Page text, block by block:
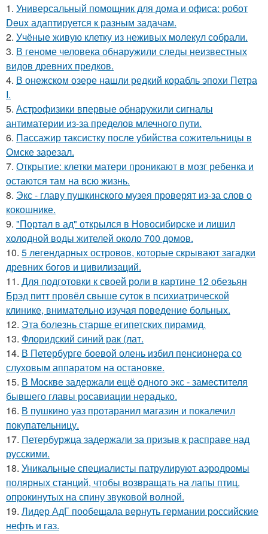
1. Универсальный помощник для дома и офиса: робот
Deux адаптируется к разным задачам.
2. Учёные живую клетку из неживых молекул собрали.
3. В геноме человека обнаружили следы неизвестных
видов древних предков.
4. В онежском озере нашли редкий корабль эпохи Петра
I.
5. Астрофизики впервые обнаружили сигналы
антиматерии из-за пределов млечного пути.
6. Пассажир таксистку после убийства сожительницы в
Омске зарезал.
7. Открытие: клетки матери проникают в мозг ребенка и
остаются там на всю жизнь.
8. Экс - главу пушкинского музея проверят из-за слов о
кокошнике.
9. "Портал в ад" открылся в Новосибирске и лишил
холодной воды жителей около 700 домов.
10. 5 легендарных островов, которые скрывают загадки
древних богов и цивилизаций.
11. Для подготовки к своей роли в картине 12 обезьян
Брэд питт провёл свыше суток в психиатрической
клинике, внимательно изучая поведение больных.
12. Эта болезнь старше египетских пирамид.
13. Флоридский синий рак (лат.
14. В Петербурге боевой олень избил пенсионера со
слуховым аппаратом на остановке.
15. В Москве задержали ещё одного экс - заместителя
бывшего главы росавиации нерадько.
16. В пушкино уаз протаранил магазин и покалечил
покупательницу.
17. Петербуржца задержали за призыв к расправе над
русскими.
18. Уникальные специалисты патрулируют аэродромы
полярных станций, чтобы возвращать на лапы птиц,
опрокинутых на спину звуковой волной.
19. Лидер АдГ пообещала вернуть германии российские
нефть и газ.